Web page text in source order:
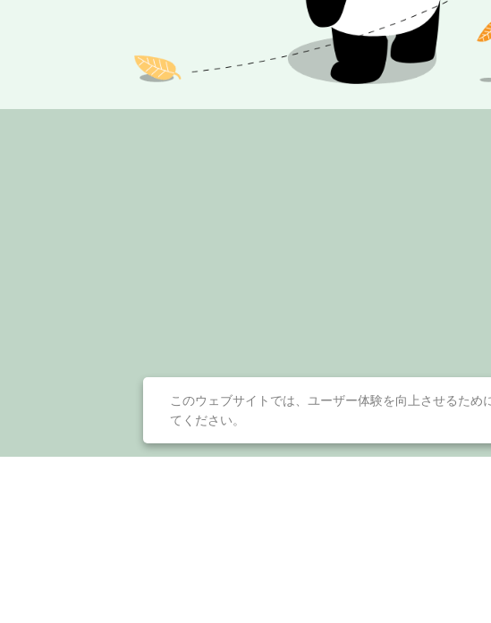
このウェブサイトでは、ユーザー体験を向上させるため
てください。